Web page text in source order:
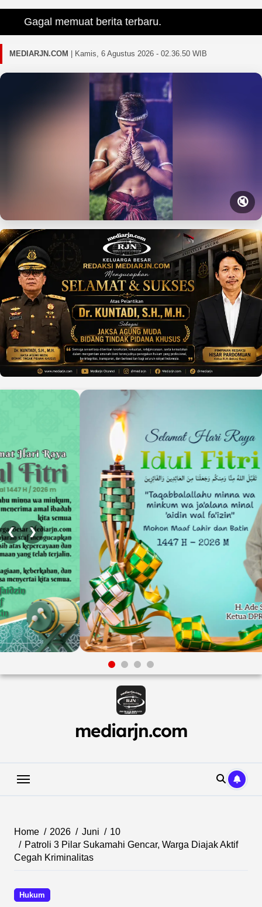
Gagal memuat berita terbaru.
MEDIARJN.COM Kamis, 6 Agustus 2026 - 02.36.51 WIB
🔇
❮ ❯
Skip
mediarjn.com
Home 2026 Juni
10
Patroli 3 Pilar Sukamahi Gencar, Warga Diajak Aktif
Cegah Kriminalitas
Hukum